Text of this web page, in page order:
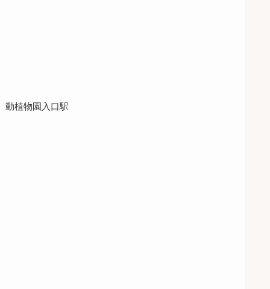
動植物園入口駅